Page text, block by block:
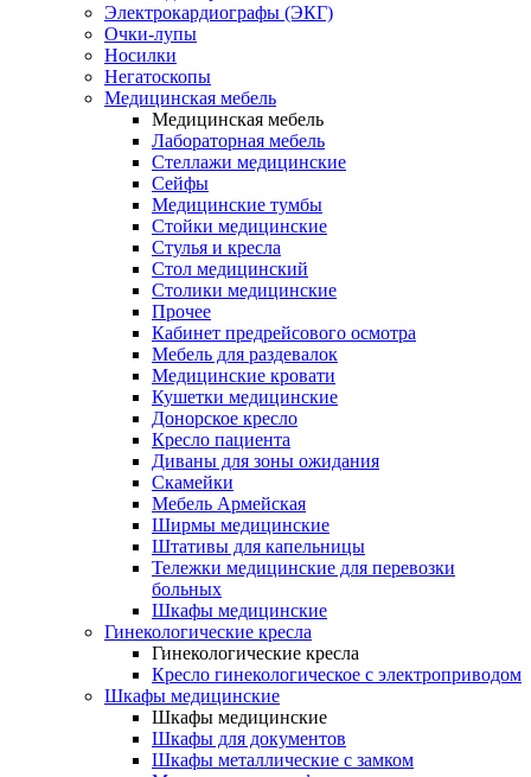
Электрокардиографы (ЭКГ)
Очки-лупы
Носилки
Негатоскопы
Медицинская мебель
Медицинская мебель
Лабораторная мебель
Стеллажи медицинские
Сейфы
Медицинские тумбы
Стойки медицинские
Cтулья и кресла
Стол медицинский
Столики медицинские
Прочее
Кабинет предрейсового осмотра
Мебель для раздевалок
Медицинские кровати
Кушетки медицинские
Донорское кресло
Кресло пациента
Диваны для зоны ожидания
Скамейки
Мебель Армейская
Ширмы медицинские
Штативы для капельницы
Тележки медицинские для перевозки
больных
Шкафы медицинские
Гинекологические кресла
Гинекологические кресла
Кресло гинекологическое с электроприводом
Шкафы медицинские
Шкафы медицинские
Шкафы для документов
Шкафы металлические с замком